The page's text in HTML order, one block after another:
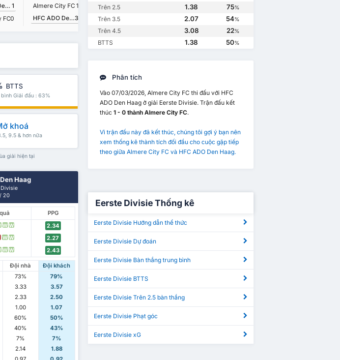
HFC ADO Den Haag 1
FC0
Almere City FC 1
HFC ADO Den Haag3
BTTS
bình Giải đấu : 63%
khoá
9.5 & hơn nữa
giải hiện tại
Haag
Divisie
/ 20
PPG
W W
2.34
W W
2.27
W W 2.43
Đội nhà
Đội khách
73%
79%
3.33
3.57
2.33
2.50
1.00
1.07
60%
50%
40%
43%
7%
7%
2.14
1.88
Trên 2.5 1.38 75%
Trên 3.5 2.07 54%
Trên 4.5 3.08 22%
BTTS 1.38 50%
Phân tích
Vào 07/03/2026, Almere City FC thi đấu với HFC
ADO Den Haag ở giải Eerste Divisie. Trận đấu kết
thúc 1 - 0 thành Almere City FC.
Vì trận đấu này đã kết thúc, chúng tôi gợi ý bạn nên
xem thống kê thành tích đối đầu cho cuộc gặp tiếp
theo giữa Almere City FC và HFC ADO Den Haag.
Eerste Divisie Thống kê
Eerste Divisie Hướng dẫn thể thức
Eerste Divisie Dự đoán
Eerste Divisie Bàn thắng trung bình
Eerste Divisie BTTS
Eerste Divisie Trên 2.5 bàn thắng
Eerste Divisie Phạt góc
Eerste Divisie xG